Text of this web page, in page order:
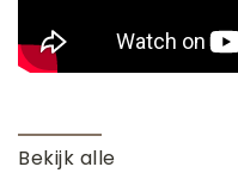
Bekijk alle